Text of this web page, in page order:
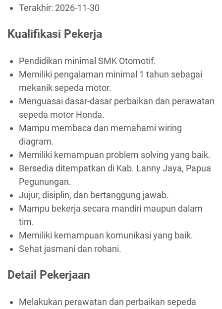
Terakhir: 2026-11-30
Kualifikasi Pekerja
Pendidikan minimal SMK Otomotif.
Memiliki pengalaman minimal 1 tahun sebagai
mekanik sepeda motor.
Menguasai dasar-dasar perbaikan dan perawatan
sepeda motor Honda.
Mampu membaca dan memahami wiring
diagram.
Memiliki kemampuan problem solving yang baik.
Bersedia ditempatkan di Kab. Lanny Jaya, Papua
Pegunungan.
Jujur, disiplin, dan bertanggung jawab.
Mampu bekerja secara mandiri maupun dalam
tim.
Memiliki kemampuan komunikasi yang baik.
Sehat jasmani dan rohani.
Detail Pekerjaan
Melakukan perawatan dan perbaikan sepeda